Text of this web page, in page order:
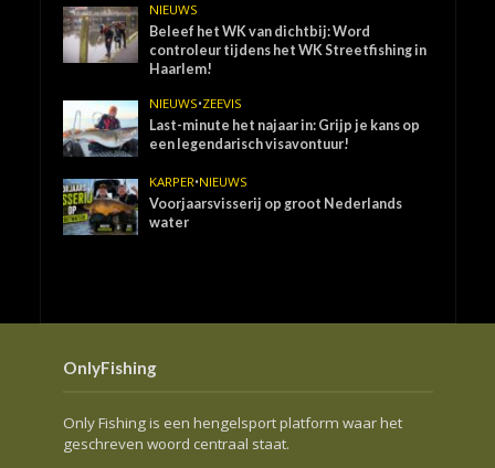
NIEUWS
Beleef het WK van dichtbij: Word
controleur tijdens het WK Streetfishing in
Haarlem!
NIEUWS•ZEEVIS
Last-minute het najaar in: Grijp je kans op
een legendarisch visavontuur!
KARPER•NIEUWS
Voorjaarsvisserij op groot Nederlands
water
OnlyFishing
Only Fishing is een hengelsport platform waar het
geschreven woord centraal staat.